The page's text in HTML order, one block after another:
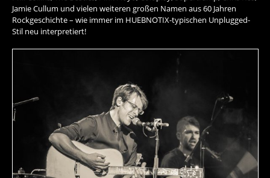
Jamie Cullum und vielen weiteren großen Namen aus 60 Jahren
Rockgeschichte – wie immer im HUEBNOTIX-typischen Unplugged-
Stil neu interpretiert!